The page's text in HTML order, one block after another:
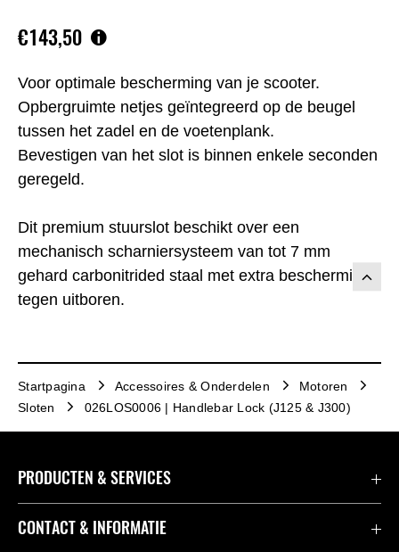
Voor optimale bescherming van je scooter.
Opbergruimte netjes geïntegreerd op de beugel
tussen het zadel en de voetenplank.
Bevestigen van het slot is binnen enkele seconden
geregeld.
Dit premium stuurslot beschikt over een
mechanisch scharniersysteem van tot 7 mm
gehard carbonitrided staal met extra bescherming
tegen uitboren.
€143,50
Startpagina Accessoires & Onderdelen
Motoren
Sloten
026LOS0006 | Handlebar Lock (J125 & J300)
PRODUCTEN & SERVICES
Accessoires & Onderdelen
CONTACT & INFORMATIE